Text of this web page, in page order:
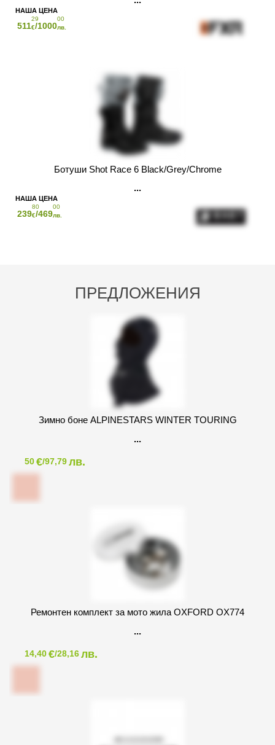
ПРЕДЛОЖЕНИЯ
Зимно боне ALPINESTARS WINTER TOURING
50€/97,79лв.
Ремонтен комплект за мото жила OXFORD OX774
14,40€/28,16лв.
511
29
€/1000
00
лв.
Ботуши Shot Race 6 Black/Grey/Chrome
239
80
€/469
00
лв.